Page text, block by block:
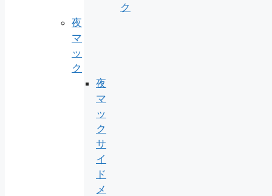
ク
夜
マ
ッ
ク
夜
マ
ッ
ク
サ
イ
ド
メ